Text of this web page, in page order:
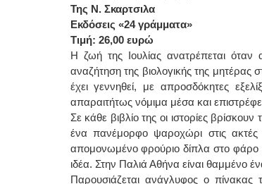
Της Ν. Σκαρτσιλα
Εκδόσεις «24 γράμματα»
Τιμή: 26,00 ευρώ
Η ζωή της Ιουλίας ανατρέπεται όταν
αναζήτηση της βιολογικής της
έχει γεννηθεί, με απροσδόκητες
απαραιτήτως νόμιμα μέσα και
Σε κάθε βιβλίο της οι ιστορίες
ένα πανέμορφο ψαροχώρι στις
απομονωμένο φρούριο δίπλα στο φάρο
ιδέα. Στην Παλιά Αθήνα είναι θαμμένο
Παρουσιάζεται ανάγλυφος ο